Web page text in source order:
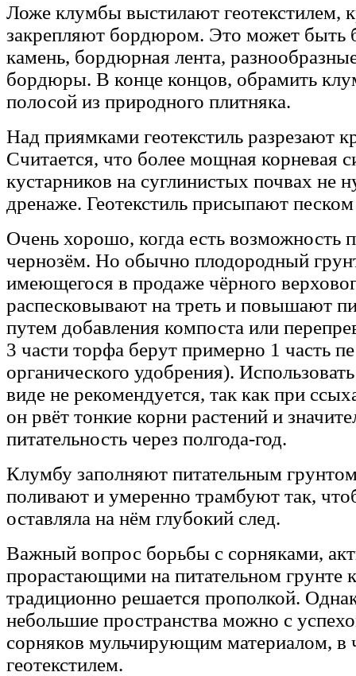
Ложе клумбы выстилают геотекстилем,
закрепляют бордюром. Это может
камень, бордюрная лента,
бордюры. В конце концов, обрамить
полосой из природного плитняка.
Над приямками геотекстиль разрезают
Считается, что более мощная корневая
кустарников на суглинистых почвах не
дренаже. Геотекстиль присыпают
Очень хорошо, когда есть возможность
чернозём. Но обычно плодородный
имеющегося в продаже чёрного
распесковывают на треть и повышают
путем добавления компоста или
3 части торфа берут примерно 1 часть
органического удобрения).
виде не рекомендуется, так как при
он рвёт тонкие корни растений и
питательность через полгода-год.
Клумбу заполняют питательным
поливают и умеренно трамбуют так,
оставляла на нём глубокий след.
Важный вопрос борьбы с сорняками,
прорастающими на питательном грунте
традиционно решается прополкой.
небольшие пространства можно с
сорняков мульчирующим материалом, в
геотекстилем.